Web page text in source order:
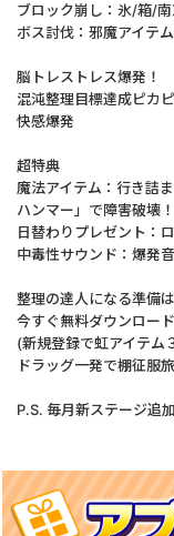
ブロック崩し：氷/箱/南
ボス討伐：邪魔アイテ
脳トレストレス爆発！
混沌整理目標達成ピカ
快感爆発
超特典
魔法アイテム：行き詰
ハンマー」で障害破壊！
日替わりプレゼント：
中毒性サウンド：爆発
整理の達人になる準備
今すぐ無料ダウンロード
(新規登録で虹アイテム
ドラッグ一発で棚征服
P.S. 毎月新ステージ追